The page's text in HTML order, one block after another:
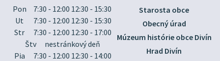
Pon
7:30 - 12:00 12:30 - 15:30
Ut
7:30 - 12:00 12:30 - 15:30
Str
7:30 - 12:00 12:30 - 17:00
Štv
nestránkový deň
Pia
7:30 - 12:00 12:30 - 14:00
Starosta obce
Obecný úrad
Múzeum histórie obce Divín
Hrad Divín